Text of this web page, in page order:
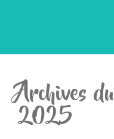
Archives
2025